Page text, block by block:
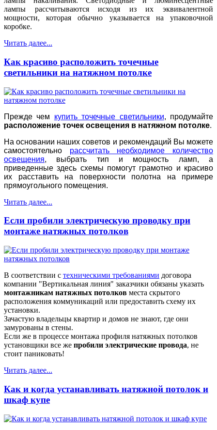
лампы рассчитываются исходя из их эквивалентной
мощности, которая обычно указывается на упаковочной
коробке.
Читать далее...
Как красиво расположить точечные
светильники на натяжном потолке
Прежде чем купить точечные светильники, продумайте
расположение точек освещения в натяжном потолке.
На основании наших советов и рекомендаций Вы можете
самостоятельно рассчитать необходимое количество
освещения, выбрать тип и мощность ламп, а
приведенные здесь схемы помогут грамотно и красиво
их расставить на поверхности полотна на примере
прямоугольного помещения.
Читать далее...
Если пробили электрическую проводку при
монтаже натяжных потолков
В соответствии с техническими требованиями договора
компании "Вертикальная линия" заказчики обязаны указать
монтажникам натяжных потолков места скрытого
расположения коммуникаций или предоставить схему их
установки.
Зачастую владельцы квартир и домов не знают, где они
замурованы в стены.
Если же в процессе монтажа профиля натяжных потолков
установщики все же пробили электрические провода, не
стоит паниковать!
Читать далее...
Как и когда устанавливать натяжной потолок и
шкаф купе